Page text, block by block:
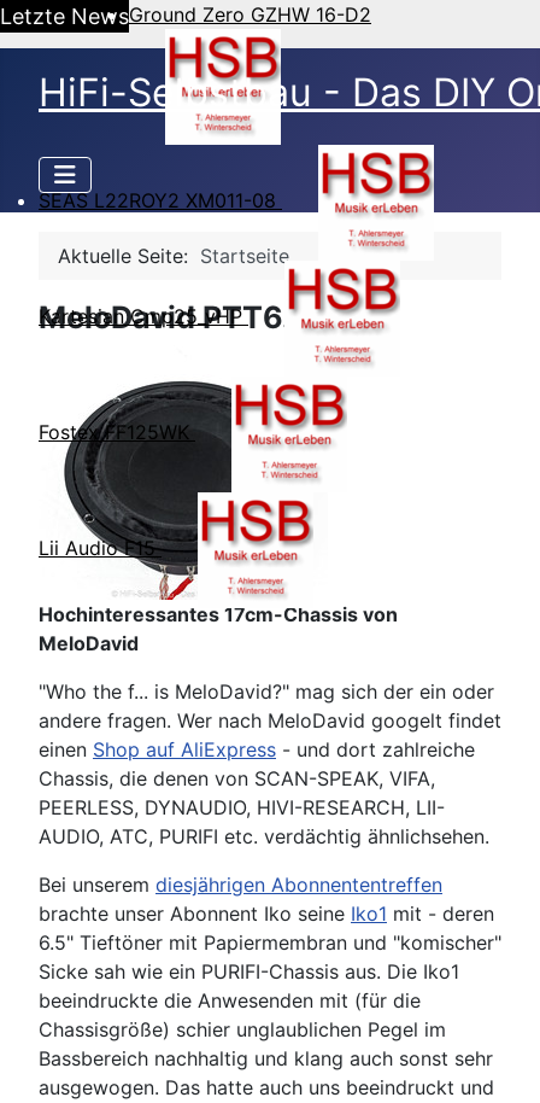
Letzte NewsGround Zero GZHW 16-D2
SEAS L22ROY2 XM011-08
Kartesian Cmp25_vHP
Fostex FF125WK
Lii Audio F15
HiFi-Selbstbau - Das DIY
Aktuelle Seite: Startseite
MeloDavid PTT6.5P4
Hochinteressantes 17cm-Chassis von
MeloDavid
"Who the f... is MeloDavid?" mag sich der ein oder
andere fragen. Wer nach MeloDavid googelt findet
einen Shop auf AliExpress - und dort zahlreiche
Chassis, die denen von SCAN-SPEAK, VIFA,
PEERLESS, DYNAUDIO, HIVI-RESEARCH, LII-
AUDIO, ATC, PURIFI etc. verdächtig ähnlichsehen.
Bei unserem diesjährigen Abonnententreffen
brachte unser Abonnent Iko seine Iko1 mit - deren
6.5" Tieftöner mit Papiermembran und "komischer"
Sicke sah wie ein PURIFI-Chassis aus. Die Iko1
beeindruckte die Anwesenden mit (für die
Chassisgröße) schier unglaublichen Pegel im
Bassbereich nachhaltig und klang auch sonst sehr
ausgewogen. Das hatte auch uns beeindruckt und